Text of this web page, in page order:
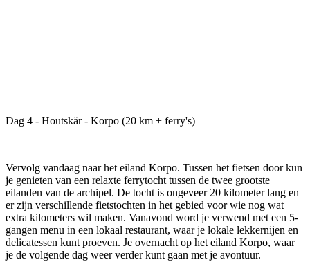
Dag 4 - Houtskär - Korpo (20 km + ferry's)
Vervolg vandaag naar het eiland Korpo. Tussen het fietsen door kun
je genieten van een relaxte ferrytocht tussen de twee grootste
eilanden van de archipel. De tocht is ongeveer 20 kilometer lang en
er zijn verschillende fietstochten in het gebied voor wie nog wat
extra kilometers wil maken. Vanavond word je verwend met een 5-
gangen menu in een lokaal restaurant, waar je lokale lekkernijen en
delicatessen kunt proeven. Je overnacht op het eiland Korpo, waar
je de volgende dag weer verder kunt gaan met je avontuur.